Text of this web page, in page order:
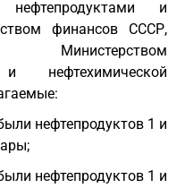
и
финансов СССР,
и нефтехимической
нефтепродуктов 1 и
нефтепродуктов 1 и